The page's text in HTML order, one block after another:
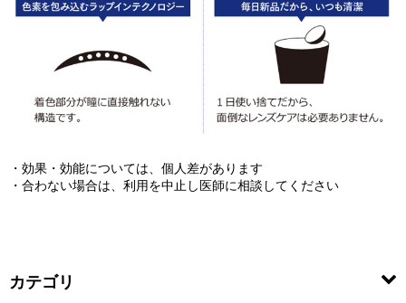
・効果・効能については、個人差があります
・合わない場合は、利用を中止し医師に相談してください
カテゴリ